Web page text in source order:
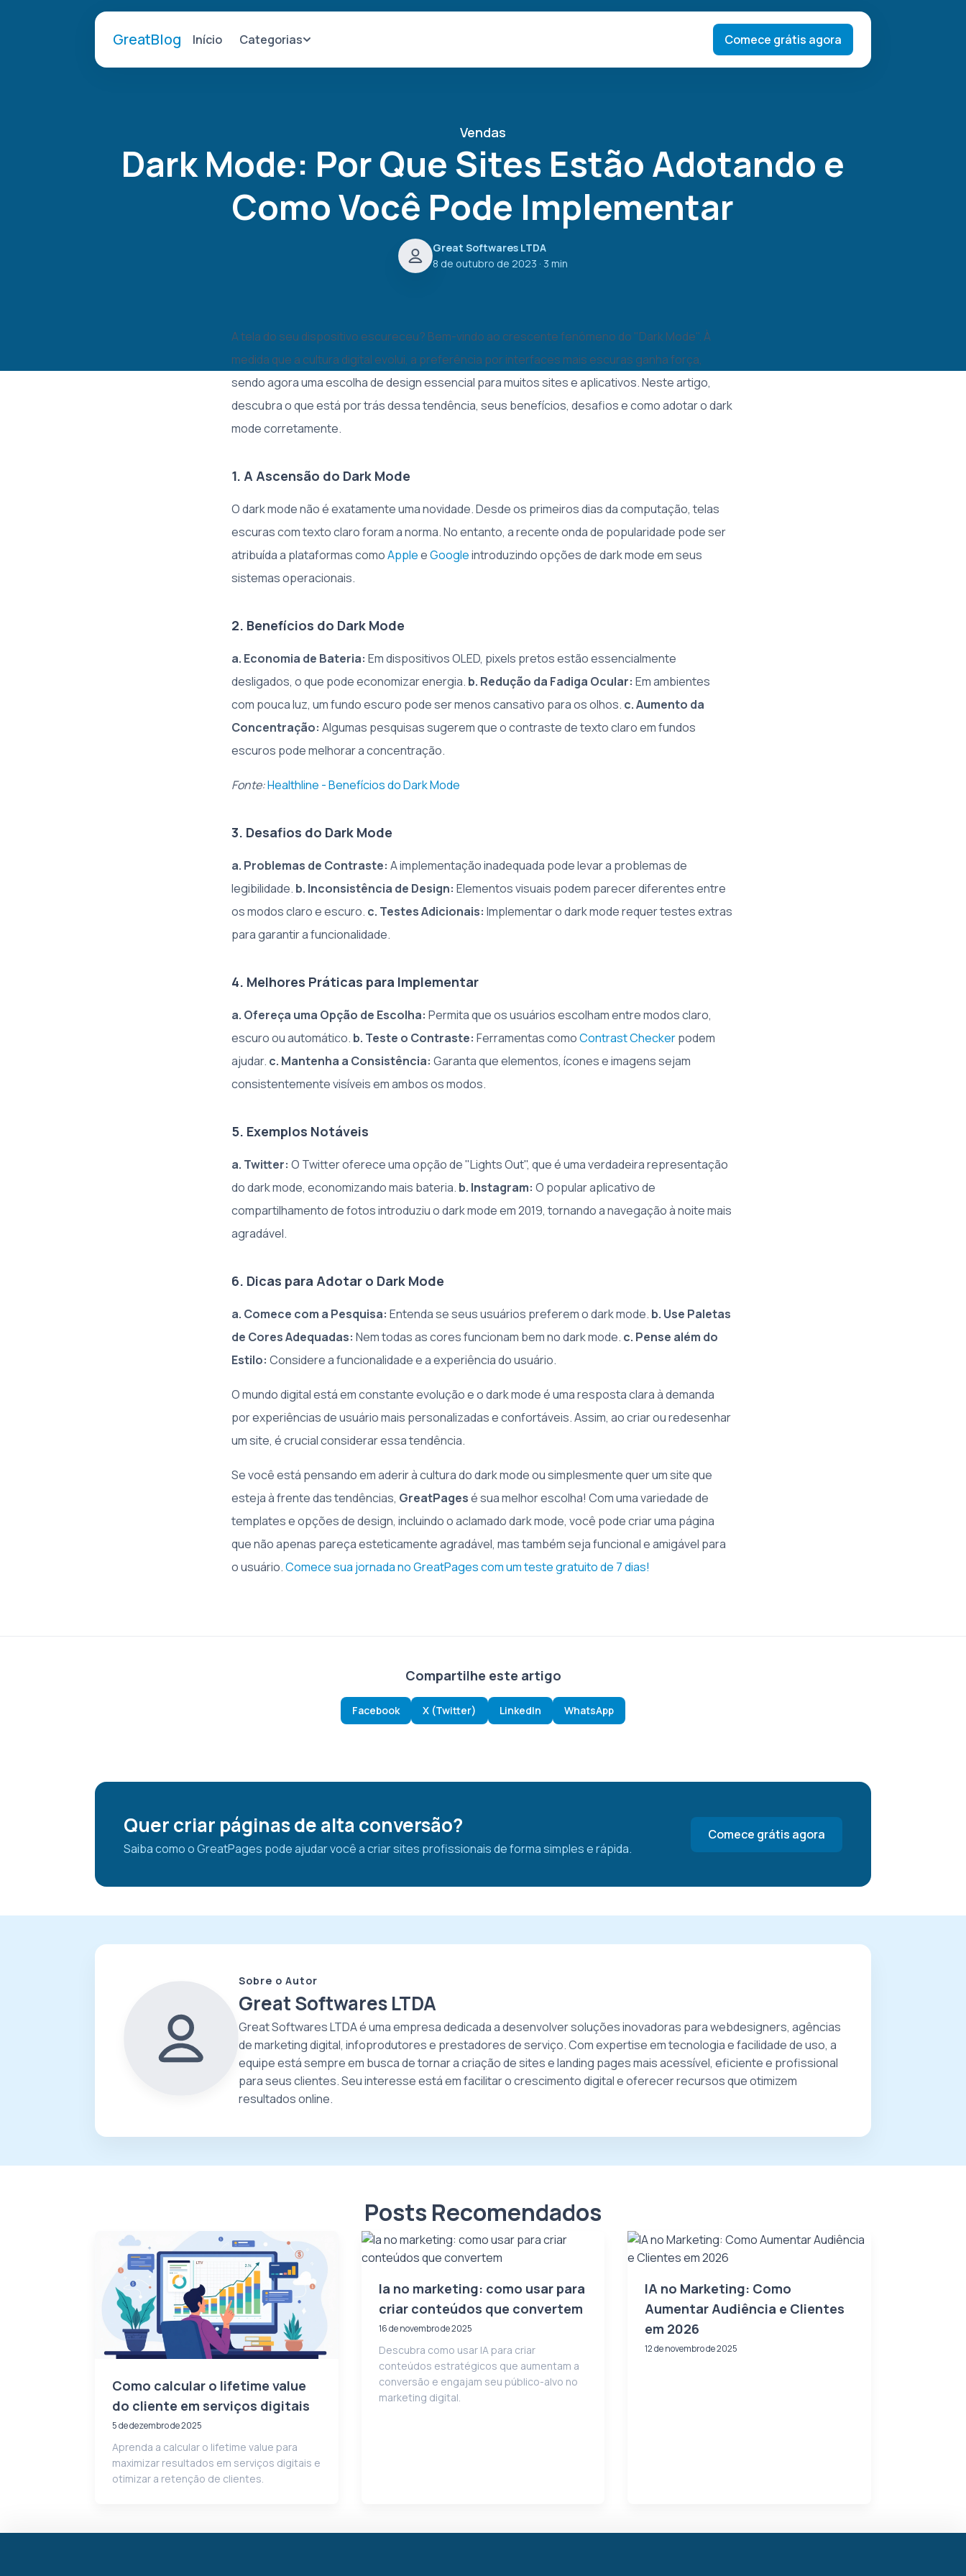
GreatBlog Início Categorias Comece grátis agora
Vendas
Dark Mode: Por Que Sites Estão Adotando e
Como Você Pode Implementar
Great Softwares LTDA
8 de outubro de 2023 · 3 min
A tela do seu dispositivo escureceu? Bem-vindo ao crescente fenômeno do "Dark Mode". À
medida que a cultura digital evolui, a preferência por interfaces mais escuras ganha força,
sendo agora uma escolha de design essencial para muitos sites e aplicativos. Neste artigo,
descubra o que está por trás dessa tendência, seus benefícios, desafios e como adotar o dark
mode corretamente.
1. A Ascensão do Dark Mode
O dark mode não é exatamente uma novidade. Desde os primeiros dias da computação, telas
escuras com texto claro foram a norma. No entanto, a recente onda de popularidade pode ser
atribuída a plataformas comoAppleeGoogleintroduzindo opções de dark mode em seus
sistemas operacionais.
2. Benefícios do Dark Mode
a. Economia de Bateria: Em dispositivos OLED, pixels pretos estão essencialmente
desligados, o que pode economizar energia. b. Redução da Fadiga Ocular: Em ambientes
com pouca luz, um fundo escuro pode ser menos cansativo para os olhos. c. Aumento da
Concentração: Algumas pesquisas sugerem que o contraste de texto claro em fundos
escuros pode melhorar a concentração.
Fonte:Healthline - Benefícios do Dark Mode
3. Desafios do Dark Mode
a. Problemas de Contraste: A implementação inadequada pode levar a problemas de
legibilidade. b. Inconsistência de Design: Elementos visuais podem parecer diferentes entre
os modos claro e escuro. c. Testes Adicionais: Implementar o dark mode requer testes extras
para garantir a funcionalidade.
4. Melhores Práticas para Implementar
a. Ofereça uma Opção de Escolha: Permita que os usuários escolham entre modos claro,
escuro ou automático. b. Teste o Contraste: Ferramentas comoContrast Checkerpodem
ajudar. c. Mantenha a Consistência: Garanta que elementos, ícones e imagens sejam
consistentemente visíveis em ambos os modos.
5. Exemplos Notáveis
a. Twitter: O Twitter oferece uma opção de "Lights Out", que é uma verdadeira representação
do dark mode, economizando mais bateria. b. Instagram: O popular aplicativo de
compartilhamento de fotos introduziu o dark mode em 2019, tornando a navegação à noite mais
agradável.
6. Dicas para Adotar o Dark Mode
a. Comece com a Pesquisa: Entenda se seus usuários preferem o dark mode. b. Use Paletas
de Cores Adequadas: Nem todas as cores funcionam bem no dark mode. c. Pense além do
Estilo: Considere a funcionalidade e a experiência do usuário.
O mundo digital está em constante evolução e o dark mode é uma resposta clara à demanda
por experiências de usuário mais personalizadas e confortáveis. Assim, ao criar ou redesenhar
um site, é crucial considerar essa tendência.
Se você está pensando em aderir à cultura do dark mode ou simplesmente quer um site que
esteja à frente das tendências, GreatPagesé sua melhor escolha! Com uma variedade de
templates e opções de design, incluindo o aclamado dark mode, você pode criar uma página
que não apenas pareça esteticamente agradável, mas também seja funcional e amigável para
o usuário.Comece sua jornada no GreatPages com um teste gratuito de 7 dias!
Compartilhe este artigo
Facebook X (Twitter) LinkedIn WhatsApp
Quer criar páginas de alta conversão?
Saiba como o GreatPages pode ajudar você a criar sites profissionais de forma simples e rápida.
Comece grátis agora
Sobre o Autor
Great Softwares LTDA
Great Softwares LTDA é uma empresa dedicada a desenvolver soluções inovadoras para webdesigners, agências
de marketing digital, infoprodutores e prestadores de serviço. Com expertise em tecnologia e facilidade de uso, a
equipe está sempre em busca de tornar a criação de sites e landing pages mais acessível, eficiente e profissional
para seus clientes. Seu interesse está em facilitar o crescimento digital e oferecer recursos que otimizem
resultados online.
Posts Recomendados
Como calcular o lifetime value
do cliente em serviços digitais
5 de dezembro de 2025
Aprenda a calcular o lifetime value para
maximizar resultados em serviços digitais e
otimizar a retenção de clientes.
Ia no marketing: como usar para
criar conteúdos que convertem
16 de novembro de 2025
Descubra como usar IA para criar
conteúdos estratégicos que aumentam a
conversão e engajam seu público-alvo no
marketing digital.
IA no Marketing: Como
Aumentar Audiência e Clientes
em 2026
12 de novembro de 2025